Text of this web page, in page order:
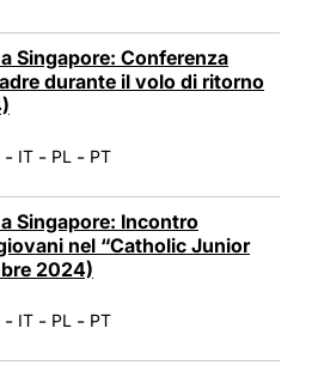
Singapore: Conferenza
durante il volo di ritorno
- IT - PL - PT
Singapore: Incontro
nel “Catholic Junior
2024)
- IT - PL - PT